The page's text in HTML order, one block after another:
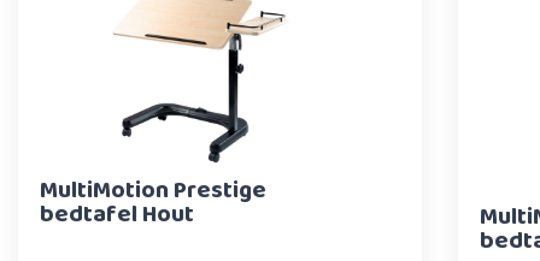
MultiMotion Prestige
bedtafel Hout